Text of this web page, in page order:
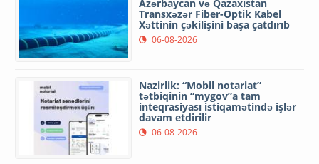
Azərbaycan və Qazaxıstan
Transxəzər Fiber-Optik Kabel
Xəttinin çəkilişini başa çatdırıb
06-08-2026
Nazirlik: “Mobil notariat”
tətbiqinin “mygov”a tam
inteqrasiyası istiqamətində işlər
davam etdirilir
06-08-2026